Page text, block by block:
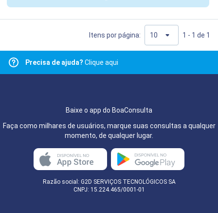
Itens por página: 1 - 1 de 1
Precisa de ajuda? Clique aqui
Baixe o app do BoaConsulta
Faça como milhares de usuários, marque suas consultas a qualquer
momento, de qualquer lugar.
Razão social: G2D SERVIÇOS TECNOLÓGICOS SA
CNPJ: 15.224.465/0001-01